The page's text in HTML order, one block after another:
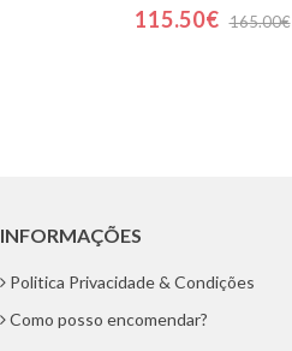
115.50€ 165.00€
INFORMAÇÕES
Politica Privacidade & Condições
Como posso encomendar?